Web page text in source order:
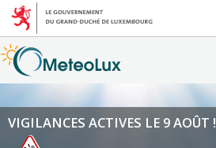
VIGILANCES ACTIVES LE 9 AOÛT !